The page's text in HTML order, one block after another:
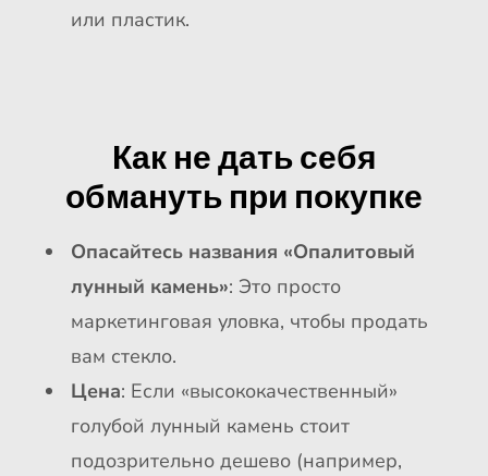
или пластик.
Как не дать себя
обмануть при покупке
Опасайтесь названия «Опалитовый
лунный камень»: Это просто
маркетинговая уловка, чтобы продать
вам стекло.
Цена: Если «высококачественный»
голубой лунный камень стоит
подозрительно дешево (например,